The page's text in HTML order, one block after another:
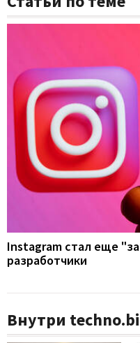
Instagram стал еще
разработчики
Внутри